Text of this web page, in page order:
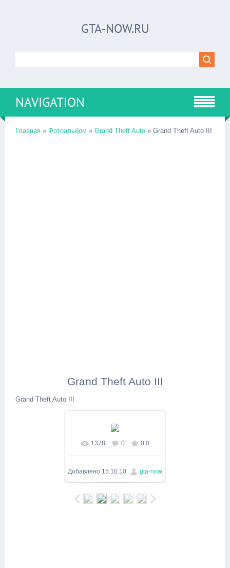
GTA-NOW.RU
NAVIGATION
Главная » Фотоальбом » Grand Theft Auto » Grand Theft Auto III
Grand Theft Auto III
Grand Theft Auto III
В реальном размере
640x480/ 33.4Kb
1378 0 0.0
Добавлено 15.10.10 gta-now